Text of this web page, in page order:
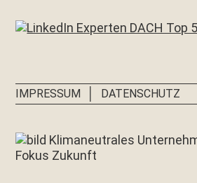
IMPRESSUM DATENSCHUTZ